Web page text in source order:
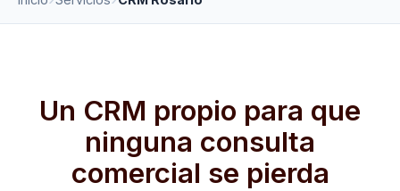
Un CRM propio para que
ninguna consulta
comercial se pierda